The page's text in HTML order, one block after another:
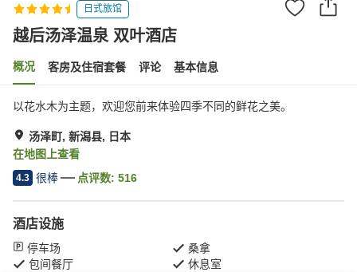
日式旅馆
越后汤泽温泉 双叶酒店
概况 客房及住宿套餐 评论 基本信息
以花水木为主题，欢迎您前来体验四季不同的鲜花之美。
汤泽町, 新潟县, 日本
在地图上查看
4.3 很棒 点评数: 516
酒店设施
停车场
桑拿
包间餐厅
休息室